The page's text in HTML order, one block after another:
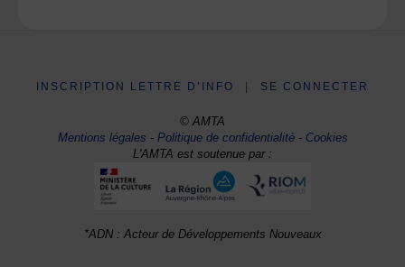
INSCRIPTION LETTRE D’INFO SE CONNECTER
© AMTA
Mentions légales -Politique de confidentialité- Cookies
L'AMTA est soutenue par :
*ADN : Acteur de Développements Nouveaux